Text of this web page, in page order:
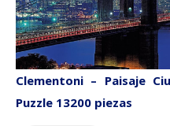
Clementoni – Paisaje
Puzzle 13200 piezas